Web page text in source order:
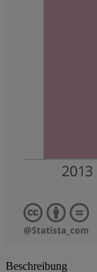
Beschreibung